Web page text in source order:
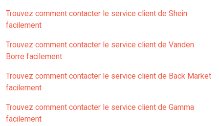
Trouvez comment contacter le service client de Shein
facilement
Trouvez comment contacter le service client de Vanden
Borre facilement
Trouvez comment contacter le service client de Back Market
facilement
Trouvez comment contacter le service client de Gamma
facilement